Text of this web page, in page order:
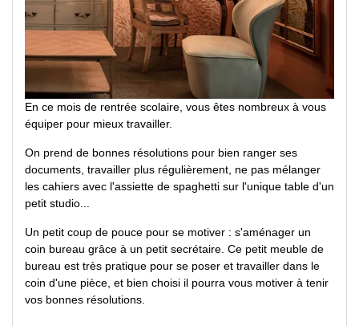
En ce mois de rentrée scolaire, vous êtes nombreux à vous
équiper pour mieux travailler.
On prend de bonnes résolutions pour bien ranger ses
documents, travailler plus régulièrement, ne pas mélanger
les cahiers avec l'assiette de spaghetti sur l'unique table d'un
petit studio...
Un petit coup de pouce pour se motiver : s'aménager un
coin bureau grâce à un petit secrétaire. Ce petit meuble de
bureau est très pratique pour se poser et travailler dans le
coin d'une pièce, et bien choisi il pourra vous motiver à tenir
vos bonnes résolutions.